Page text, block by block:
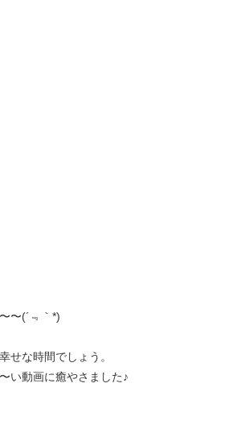
〜(´﹃｀*)
せな時間でしょう。
い動画に癒やさました♪